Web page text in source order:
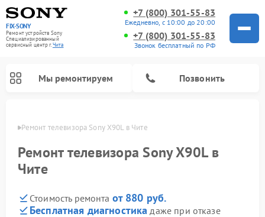
FIX-SONY
Ремонт устройств Sony
Специализированный
cервисный центр г.Чита
+7 (800) 301-55-83
Ежедневно, с 10:00 до 20:00
+7 (800) 301-55-83
Звонок бесплатный по РФ
Мы ремонтируем Позвонить
Ремонт телевизора Sony X90L в Чите
Ремонт телевизора Sony X90L в
Чите
Стоимость ремонта от 880 руб.
Бесплатная диагностика даже при отказе